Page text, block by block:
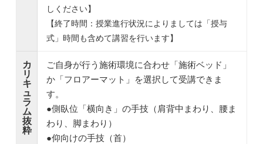
しください】
【終了時間：授業進行状況によりましては「授与
式」時間も含めて講習を行います】
カ
リ
キ
ュ
ラ
ム
抜
粋
ご自身が行う施術環境に合わせ「施術ベッド」
か「フロアーマット」を選択して受講できま
す。
●側臥位「横向き」の手技（肩背中まわり、腰ま
わり、脚まわり）
●仰向けの手技（首）